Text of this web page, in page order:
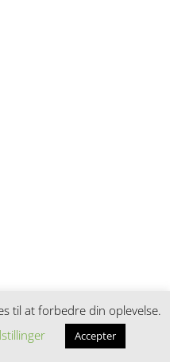
til at forbedre din oplevelse.
Accepter